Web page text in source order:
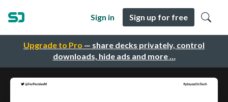
Upgrade to Pro — share decks privately, control
downloads, hide ads and more …
Sign in Sign up for free